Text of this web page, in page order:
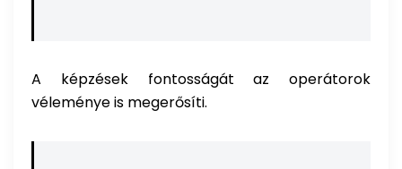
A képzések fontosságát az operátorok
véleménye is megerősíti.